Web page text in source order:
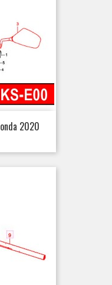
2020